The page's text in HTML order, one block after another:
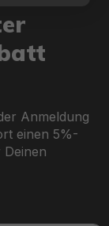
Anmeldung
einen 5%-